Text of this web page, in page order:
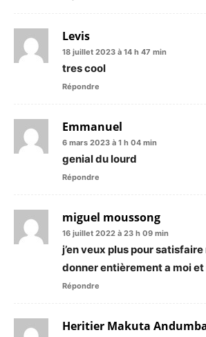
Levis
18 juillet 2023 à 14 h 47 min
tres cool
Répondre
Emmanuel
6 mars 2023 à 1 h 04 min
genial du lourd
Répondre
miguel moussong
16 juillet 2022 à 23 h 09 min
j’en veux plus pour
donner entièrement a moi
Répondre
Heritier Makuta